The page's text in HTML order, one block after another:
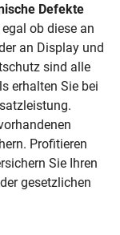
Defekte
ob diese an
an Display und
sind alle
erhalten Sie bei
Profitieren
Sie Ihren
gesetzlichen